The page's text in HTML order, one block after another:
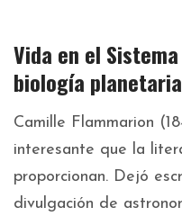
Vida en el
biología planetaria
Camille Flammarion
interesante que la
proporcionan. Dejó
divulgación de